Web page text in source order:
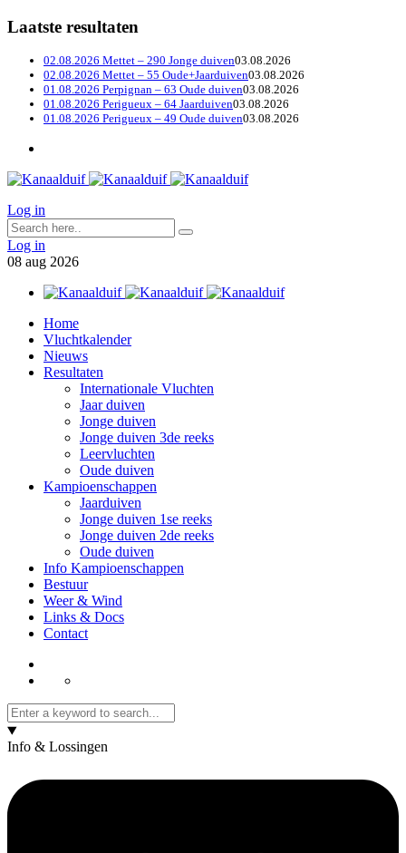
Laatste resultaten
02.08.2026 Mettet – 290 Jonge duiven03.08.2026
02.08.2026 Mettet – 55 Oude+Jaarduiven03.08.2026
01.08.2026 Perpignan – 63 Oude duiven03.08.2026
01.08.2026 Perigueux – 64 Jaarduiven03.08.2026
01.08.2026 Perigueux – 49 Oude duiven03.08.2026
Log in
Log in
08 aug 2026
Home
Vluchtkalender
Nieuws
Resultaten
Internationale Vluchten
Jaar duiven
Jonge duiven
Jonge duiven 3de reeks
Leervluchten
Oude duiven
Kampioenschappen
Jaarduiven
Jonge duiven 1se reeks
Jonge duiven 2de reeks
Oude duiven
Info Kampioenschappen
Bestuur
Weer & Wind
Links & Docs
Contact
Info & Lossingen